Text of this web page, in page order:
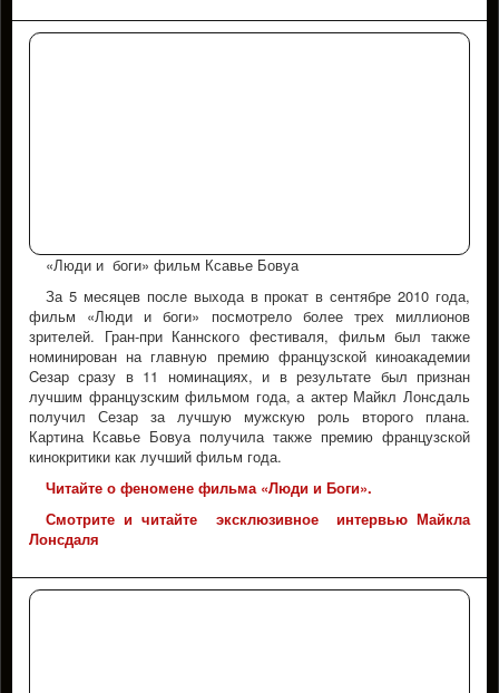
«Люди и боги» фильм Ксавье Бовуа
За 5 месяцев после выхода в прокат в сентябре 2010 года,
фильм «Люди и боги» посмотрело более трех миллионов
зрителей. Гран-при Каннского фестиваля, фильм был также
номинирован на главную премию французской киноакадемии
Cезар сразу в 11 номинациях, и в результате был признан
лучшим французским фильмом года, а актер Майкл Лонсдаль
получил Сезар за лучшую мужскую роль второго плана.
Картина Ксавье Бовуа получила также премию французской
кинокритики как лучший фильм года.
Читайте о феномене фильма «Люди и Боги».
Смотрите и читайте эксклюзивное интервью Майкла
Лонсдаля